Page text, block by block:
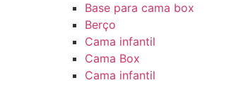
Base para cama box
Berço
Cama infantil
Cama Box
Cama infantil